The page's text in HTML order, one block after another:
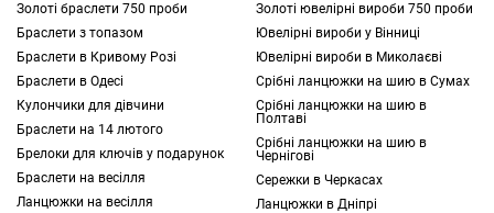
але й те, наскільки гармонійно будуть
виглядати всі деталі вашого вигляду:
починаючи від головного убору та
закінчуючи туфлями. Вирішивши купити
сережки у Харкові, вивчіть асортименти
інтернет-магазину TOUS. Ви знайдете і
зможете легко замовити красиві прикраси
онлайн.
Золоті браслети 750 проби
Браслети з топазом
Браслети в Кривому Розі
Браслети в Одесі
Кулончики для дівчини
Браслети на 14 лютого
Брелоки для ключів у подарунок
Браслети на весілля
Ланцюжки на весілля
Золоті ювелірні вироби 750 проби
Ювелірні вироби у Вінниці
Ювелірні вироби в Миколаєві
Срібні ланцюжки на шию в Сумах
Срібні ланцюжки на шию в
Полтаві
Срібні ланцюжки на шию в
Чернігові
Сережки в Черкасах
Ланцюжки в Дніпрі